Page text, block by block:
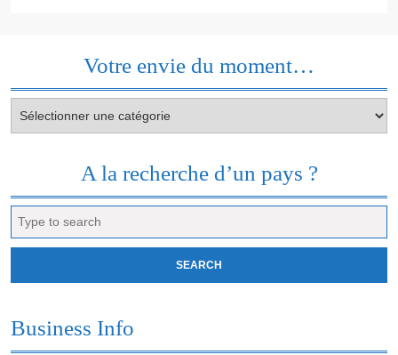
Votre envie du moment…
envie
A la recherche d’un pays ?
for:
Business Info